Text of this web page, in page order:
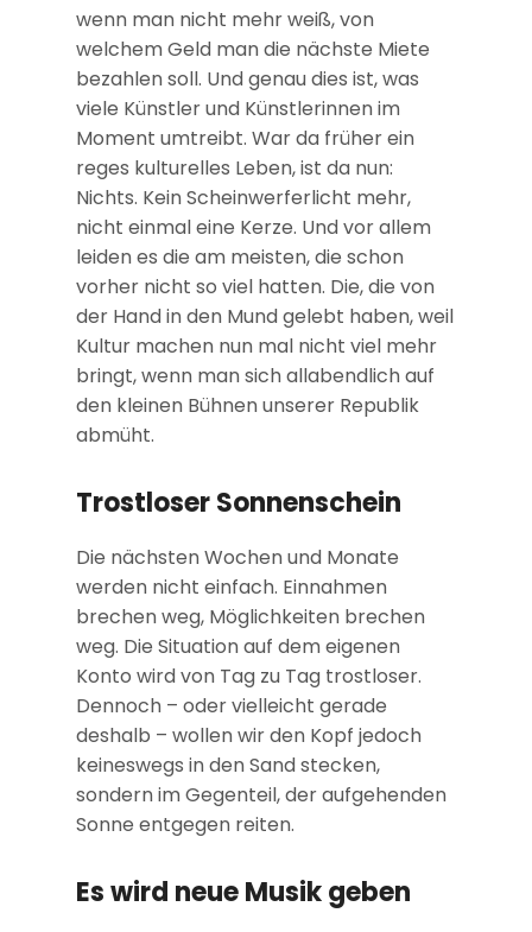
wenn man nicht mehr weiß, von
welchem Geld man die nächste Miete
bezahlen soll. Und genau dies ist, was
viele Künstler und Künstlerinnen im
Moment umtreibt. War da früher ein
reges kulturelles Leben, ist da nun:
Nichts. Kein Scheinwerferlicht mehr,
nicht einmal eine Kerze. Und vor allem
leiden es die am meisten, die schon
vorher nicht so viel hatten. Die, die von
der Hand in den Mund gelebt haben, weil
Kultur machen nun mal nicht viel mehr
bringt, wenn man sich allabendlich auf
den kleinen Bühnen unserer Republik
abmüht.
Trostloser Sonnenschein
Die nächsten Wochen und Monate
werden nicht einfach. Einnahmen
brechen weg, Möglichkeiten brechen
weg. Die Situation auf dem eigenen
Konto wird von Tag zu Tag trostloser.
Dennoch – oder vielleicht gerade
deshalb – wollen wir den Kopf jedoch
keineswegs in den Sand stecken,
sondern im Gegenteil, der aufgehenden
Sonne entgegen reiten.
Es wird neue Musik geben